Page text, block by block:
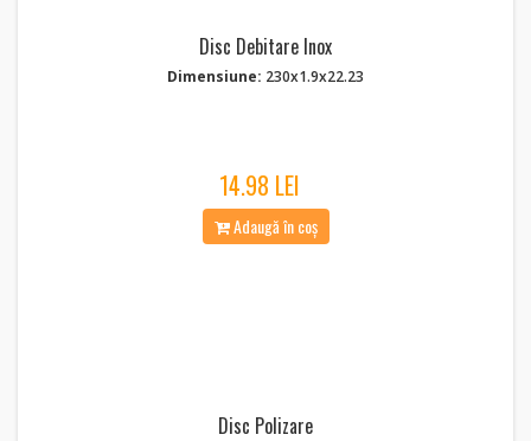
Disc Debitare Inox
Dimensiune: 230x1.9x22.23
14.98 LEI
Adaugă în coș
Disc Polizare